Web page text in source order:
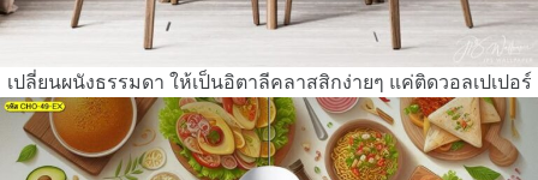
เปลี่ยนผนังธรรมดา ให้เป็นอิตาลีคลาสสิกง่ายๆ แค่ติดวอลเปเปอร์